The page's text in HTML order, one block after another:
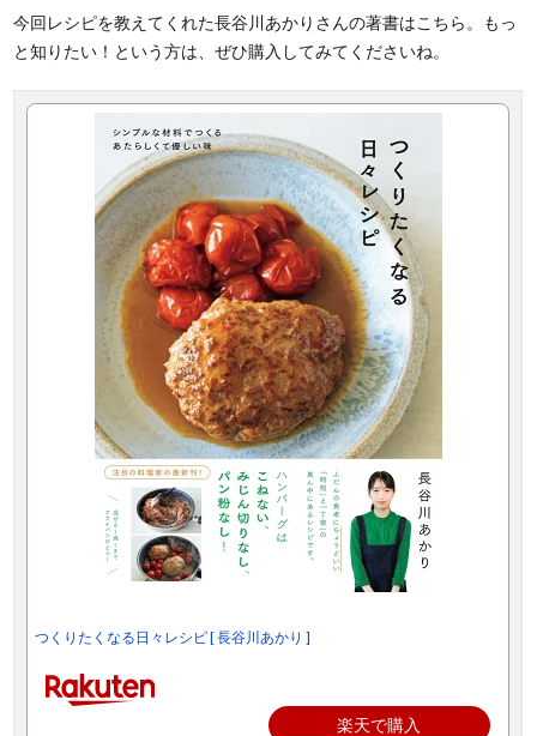
今回レシピを教えてくれた長谷川あかりさんの著書はこちら。もっ
と知りたい！という方は、ぜひ購入してみてくださいね。
つくりたくなる日々レシピ [ 長谷川あかり ]
楽天で購入